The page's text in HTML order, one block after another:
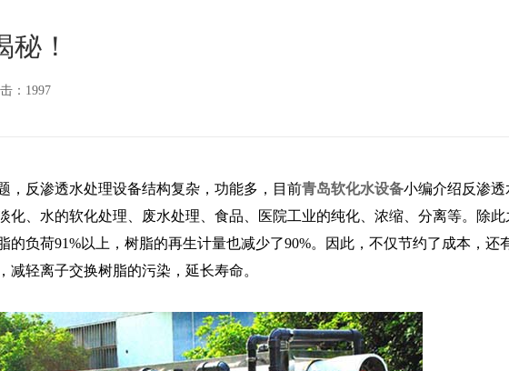
！
：1997
反渗透水处理设备结构复杂，功能多，目前青岛软化水设备小编介绍反渗透
、水的软化处理、废水处理、食品、医院工业的纯化、浓缩、分离等。除此
负荷91%以上，树脂的再生计量也减少了90%。因此，不仅节约了成本，还
轻离子交换树脂的污染，延长寿命。